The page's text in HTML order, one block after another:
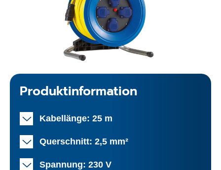
Produktinformation
Kabellänge: 25 m
Querschnitt: 2,5 mm²
Spannung: 230 V